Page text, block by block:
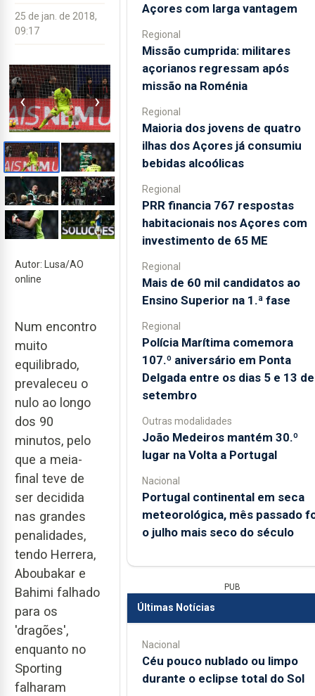
25 de jan. de 2018,
09:17
‹ ›
Autor: Lusa/AO
online
Num encontro
muito
equilibrado,
prevaleceu o
nulo ao longo
dos 90
minutos, pelo
que a meia-
final teve de
ser decidida
nas grandes
penalidades,
tendo Herrera,
Aboubakar e
Bahimi falhado
para os
'dragões',
enquanto no
Sporting
falharam
Açores com larga vantagem
Regional
Missão cumprida: militares
açorianos regressam após
missão na Roménia
Regional
Maioria dos jovens de quatro
ilhas dos Açores já consumiu
bebidas alcoólicas
Regional
PRR financia 767 respostas
habitacionais nos Açores com
investimento de 65 ME
Regional
Mais de 60 mil candidatos ao
Ensino Superior na 1.ª fase
Regional
Polícia Marítima comemora
107.º aniversário em Ponta
Delgada entre os dias 5 e 13 de
setembro
Outras modalidades
João Medeiros mantém 30.º
lugar na Volta a Portugal
Nacional
Portugal continental em seca
meteorológica, mês passado
o julho mais seco do século
PUB
Últimas Notícias
Nacional
Céu pouco nublado ou limpo
durante o eclipse total do Sol